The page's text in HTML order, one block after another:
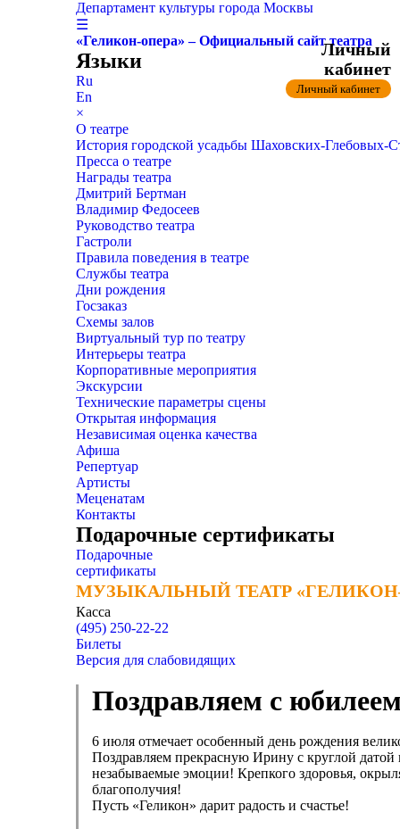
Департамент культуры города Москвы
☰
«Геликон-опера» – Официальный сайт театра
Языки
Ru
En
×
О театре
История городской усадьбы Шаховских-
Пресса о театре
Награды театра
Дмитрий Бертман
Владимир Федосеев
Руководство театра
Гастроли
Правила поведения в театре
Службы театра
Дни рождения
Госзаказ
Схемы залов
Виртуальный тур по театру
Интерьеры театра
Корпоративные мероприятия
Экскурсии
Технические параметры сцены
Открытая информация
Независимая оценка качества
Афиша
Репертуар
Артисты
Меценатам
Контакты
Подарочные сертификаты
Подарочные
сертификаты
МУЗЫКАЛЬНЫЙ ТЕАТР
МУЗЫКАЛЬНЫЙ ТЕАТР
Касса
(495) 250-22-22
Личный
кабинет
Личный кабинет
Билеты
Версия для слабовидящих
Поздравляем с
6 июля отмечает особенный день рождения
Поздравляем прекрасную Ирину с круглой
незабываемые эмоции! Крепкого здоровья,
благополучия!
Пусть «Геликон» дарит радость и счастье!